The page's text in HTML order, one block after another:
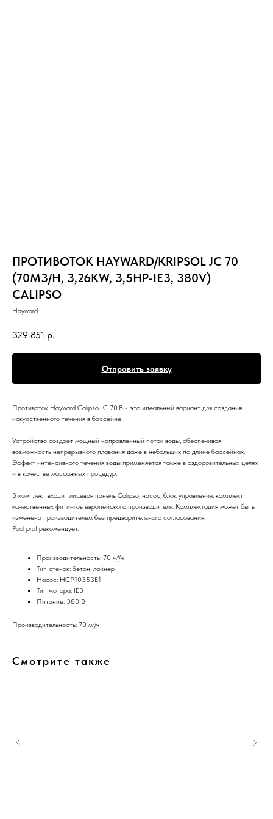
ПРОТИВОТОК HAYWARD/KRIPSOL JC 70
(70M3/H, 3,26KW, 3,5HP-IE3, 380V)
CALIPSO
Hayward
329 851 р.
Отправить заявку
Противоток Hayward Calipso JC 70.B - это идеальный вариант для создания
искусственного течения в бассейне.
Устройство создает мощный направленный поток воды, обеспечивая
возможность непрерывного плавания даже в небольших по длине бассейнах.
Эффект интенсивного течения воды применяется также в оздоровительных целях
и в качестве массажных процедур.
В комплект входит лицевая панель Calipso, насос, блок управления, комплект
качественных фитингов европейского производителя. Комплектация может быть
изменена производителем без предварительного согласования.
Pool prof рекомендует.
Производительность: 70 м³/ч
Тип стенок: бетон, лайнер
Насос: HCP10353E1
Тип мотора: IE3
Питание: 380 В
Производительность: 70 м³/ч
Смотрите также